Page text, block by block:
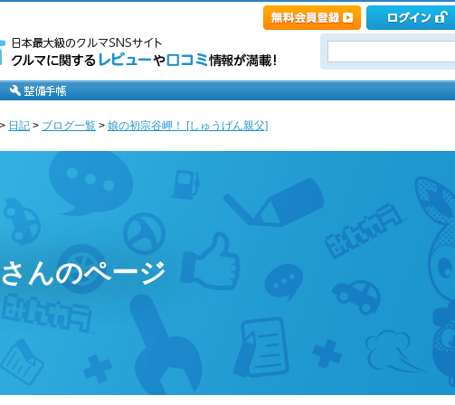
> 日記 > ブログ一覧 > 娘の初宗谷岬！ [しゅうげん親父]
んのページ